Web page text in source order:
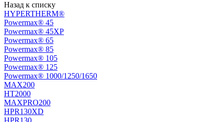
Назад к списку
HYPERTHERM®
Powermax® 45
Powermax® 45XP
Powermax® 65
Powermax® 85
Powermax® 105
Powermax® 125
Powermax® 1000/1250/1650
MAX200
HT2000
MAXPRO200
HPR130XD
HPR130